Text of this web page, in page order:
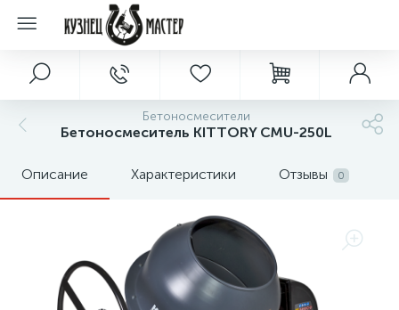
Бетоносмесители
Бетоносмеситель KITTORY СМU-250L
Описание Характеристики Отзывы 0